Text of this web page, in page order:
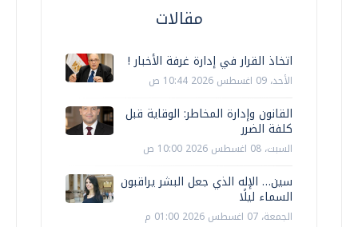
مقالات
اتخاذ القرار في إدارة غرفة الأخبار !
الأحد، 09 اغسطس 2026 10:44 ص
القانون وإدارة المخاطر: الوقاية قبل
كلفة الضرر
السبت، 08 اغسطس 2026 10:00 ص
سين… الإله الذي جعل البشر يراقبون
السماء ليلًا
الجمعة، 07 اغسطس 2026 01:00 م